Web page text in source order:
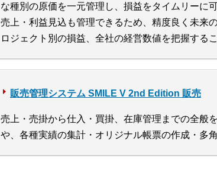
な種別の原価を一元管理し、損益をタイムリーに
売上・利益見込も管理できるため、精度良く未来
ロジェクト別の損益、全社の経営数値を把握する
販売管理システム SMILE V 2nd Edition 販売
売上・売掛から仕入・買掛、在庫管理までの全般
や、各種実績の集計・オリジナル帳票の作成・多